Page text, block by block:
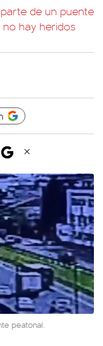
de un puente
no hay heridos
peatonal.